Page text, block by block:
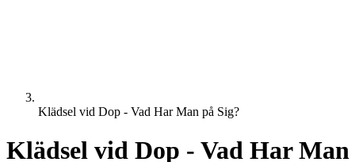
Klädsel vid Dop - Vad Har Man på Sig?
Klädsel vid Dop - Vad Har Man